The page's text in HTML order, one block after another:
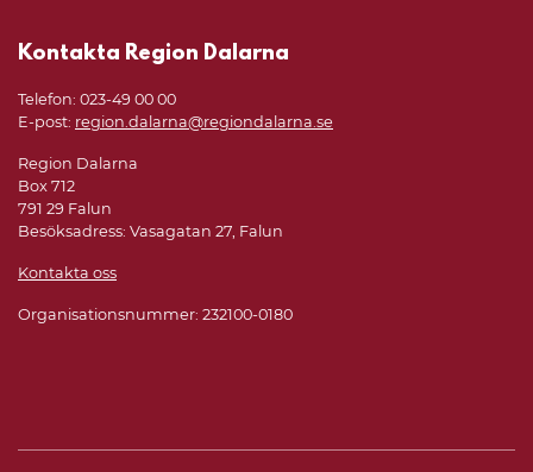
Kontakta Region Dalarna
Telefon: 023-49 00 00
E-post: region.dalarna@regiondalarna.se
Region Dalarna
Box 712
791 29 Falun
Besöksadress: Vasagatan 27, Falun
Kontakta oss
Organisationsnummer: 232100-0180